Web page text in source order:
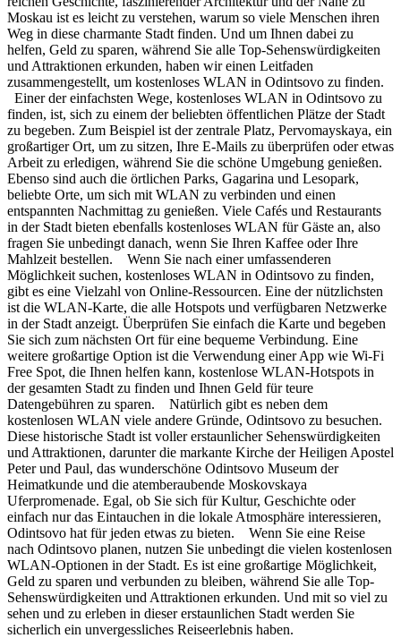
Moskau ist es leicht zu verstehen, warum so viele Menschen ihren
Weg in diese charmante Stadt finden. Und um Ihnen dabei zu
helfen, Geld zu sparen, während Sie alle Top-Sehenswürdigkeiten
und Attraktionen erkunden, haben wir einen Leitfaden
zusammengestellt, um kostenloses WLAN in Odintsovo zu finden.
Einer der einfachsten Wege, kostenloses WLAN in Odintsovo zu
finden, ist, sich zu einem der beliebten öffentlichen Plätze der Stadt
zu begeben. Zum Beispiel ist der zentrale Platz, Pervomayskaya, ein
großartiger Ort, um zu sitzen, Ihre E-Mails zu überprüfen oder etwas
Arbeit zu erledigen, während Sie die schöne Umgebung genießen.
Ebenso sind auch die örtlichen Parks, Gagarina und Lesopark,
beliebte Orte, um sich mit WLAN zu verbinden und einen
entspannten Nachmittag zu genießen. Viele Cafés und Restaurants
in der Stadt bieten ebenfalls kostenloses WLAN für Gäste an, also
fragen Sie unbedingt danach, wenn Sie Ihren Kaffee oder Ihre
Mahlzeit bestellen. Wenn Sie nach einer umfassenderen
Möglichkeit suchen, kostenloses WLAN in Odintsovo zu finden,
gibt es eine Vielzahl von Online-Ressourcen. Eine der nützlichsten
ist die WLAN-Karte, die alle Hotspots und verfügbaren Netzwerke
in der Stadt anzeigt. Überprüfen Sie einfach die Karte und begeben
Sie sich zum nächsten Ort für eine bequeme Verbindung. Eine
weitere großartige Option ist die Verwendung einer App wie Wi-Fi
Free Spot, die Ihnen helfen kann, kostenlose WLAN-Hotspots in
der gesamten Stadt zu finden und Ihnen Geld für teure
Datengebühren zu sparen. Natürlich gibt es neben dem
kostenlosen WLAN viele andere Gründe, Odintsovo zu besuchen.
Diese historische Stadt ist voller erstaunlicher Sehenswürdigkeiten
und Attraktionen, darunter die markante Kirche der Heiligen Apostel
Peter und Paul, das wunderschöne Odintsovo Museum der
Heimatkunde und die atemberaubende Moskovskaya
Uferpromenade. Egal, ob Sie sich für Kultur, Geschichte oder
einfach nur das Eintauchen in die lokale Atmosphäre interessieren,
Odintsovo hat für jeden etwas zu bieten. Wenn Sie eine Reise
nach Odintsovo planen, nutzen Sie unbedingt die vielen kostenlosen
WLAN-Optionen in der Stadt. Es ist eine großartige Möglichkeit,
Geld zu sparen und verbunden zu bleiben, während Sie alle Top-
Sehenswürdigkeiten und Attraktionen erkunden. Und mit so viel zu
sehen und zu erleben in dieser erstaunlichen Stadt werden Sie
sicherlich ein unvergessliches Reiseerlebnis haben.